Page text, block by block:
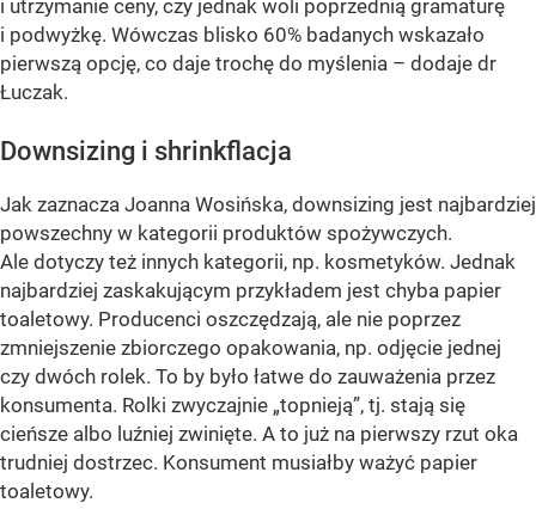
i utrzymanie ceny, czy jednak woli poprzednią gramaturę
i podwyżkę. Wówczas blisko 60% badanych wskazało
pierwszą opcję, co daje trochę do myślenia – dodaje dr
Łuczak.
Downsizing i shrinkflacja
Jak zaznacza Joanna Wosińska, downsizing jest najbardziej
powszechny w kategorii produktów spożywczych.
Ale dotyczy też innych kategorii, np. kosmetyków. Jednak
najbardziej zaskakującym przykładem jest chyba papier
toaletowy. Producenci oszczędzają, ale nie poprzez
zmniejszenie zbiorczego opakowania, np. odjęcie jednej
czy dwóch rolek. To by było łatwe do zauważenia przez
konsumenta. Rolki zwyczajnie „topnieją”, tj. stają się
cieńsze albo luźniej zwinięte. A to już na pierwszy rzut oka
trudniej dostrzec. Konsument musiałby ważyć papier
toaletowy.